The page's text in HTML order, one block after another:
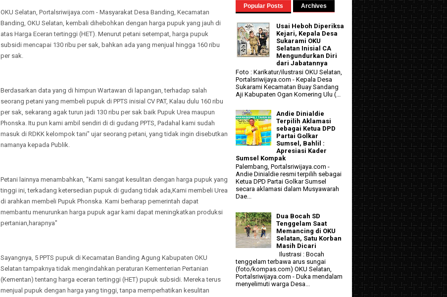
OKU Selatan, Portalsriwijaya.com - Masyarakat Desa Banding, Kecamatan
Banding, OKU Selatan, kembali dihebohkan dengan harga pupuk yang jauh di
atas Harga Eceran tertinggi (HET). Menurut petani setempat, harga pupuk
subsidi mencapai 130 ribu per sak, bahkan ada yang menjual hingga 160 ribu
per sak.
Berdasarkan data yang di himpun Wartawan di lapangan, terhadap salah
seorang petani yang membeli pupuk di PPTS inisial CV PAT, Kalau dulu 160 ribu
per sak, sekarang agak turun jadi 130 ribu per sak baik Pupuk Urea maupun
Phonska. Itu pun kami ambil sendiri di di gudang PPTS, Padahal kami sudah
masuk di RDKK kelompok tani" ujar seorang petani, yang tidak ingin disebutkan
namanya kepada Publik.
Petani lainnya menambahkan, "Kami sangat kesulitan dengan harga pupuk yang
tinggi ini, terkadang ketersedian pupuk di gudang tidak ada,Kami membeli Urea
di arahkan membeli Pupuk Phonska. Kami berharap pemerintah dapat
membantu menurunkan harga pupuk agar kami dapat meningkatkan produksi
pertanian,harapnya"
Sayangnya, 5 PPTS pupuk di Kecamatan Banding Agung Kabupaten OKU
Selatan tampaknya tidak mengindahkan peraturan Kementerian Pertanian
(Kementan) tentang harga eceran tertinggi (HET) pupuk subsidi. Mereka terus
menjual pupuk dengan harga yang tinggi, tanpa memperhatikan kesulitan
Popular Posts Archives
Usai Heboh Diperiksa
Kejari, Kepala Desa
Sukarami OKU
Selatan Inisial CA
Mengundurkan Diri
dari Jabatannya
Foto : Karikatur/ilustrasi OKU Selatan,
Portalsriwijaya.com - Kepala Desa
Sukarami Kecamatan Buay Sandang
Aji Kabupaten Ogan Komering Ulu (...
Andie Dinialdie
Terpilih Aklamasi
sebagai Ketua DPD
Partai Golkar
Sumsel, Bahlil :
Apresiasi Kader
Sumsel Kompak
Palembang, Portalsriwijaya.com -
Andie Dinialdie resmi terpilih sebagai
Ketua DPD Partai Golkar Sumsel
secara aklamasi dalam Musyawarah
Dae...
Dua Bocah SD
Tenggelam Saat
Memancing di OKU
Selatan, Satu Korban
Masih Dicari
Ilustrasi : Bocah
tenggelam terbawa arus sungai
(foto/kompas.com) OKU Selatan,
Portalsriwijaya.com - Duka mendalam
menyelimuti warga Desa...